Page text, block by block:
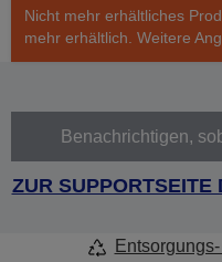
Nicht mehr erhältliches
mehr erhältlich. Weitere
Benachrichtigen,
ZUR SUPPORTSEITE